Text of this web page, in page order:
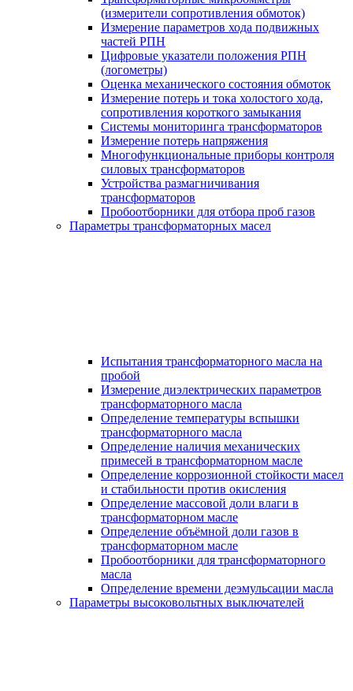
(измерители сопротивления обмоток)
Измерение параметров хода подвижных
частей РПН
Цифровые указатели положения РПН
(логометры)
Оценка механического состояния обмоток
Измерение потерь и тока холостого хода,
сопротивления короткого замыкания
Системы мониторинга трансформаторов
Измерение потерь напряжения
Многофункциональные приборы контроля
силовых трансформаторов
Устройства размагничивания
трансформаторов
Пробоотборники для отбора проб газов
Параметры трансформаторных масел
Испытания трансформаторного масла на
пробой
Измерение диэлектрических параметров
трансформаторного масла
Определение температуры вспышки
трансформаторного масла
Определение наличия механических
примесей в трансформаторном масле
Определение коррозионной стойкости масел
и стабильности против окисления
Определение массовой доли влаги в
трансформаторном масле
Определение объёмной доли газов в
трансформаторном масле
Пробоотборники для трансформаторного
масла
Определение времени деэмульсации масла
Параметры высоковольтных выключателей